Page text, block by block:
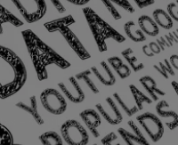
Centro - Cep: 27.330-030
às 17h.
– 3.780 – Colônia Santo